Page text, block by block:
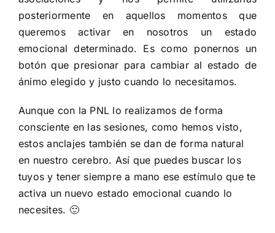
posteriormente en aquellos momentos que
queremos activar en nosotros un estado
emocional determinado. Es como ponernos un
botón que presionar para cambiar al estado de
ánimo elegido y justo cuando lo necesitamos.
Aunque con la PNL lo realizamos de forma
consciente en las sesiones, como hemos visto,
estos anclajes también se dan de forma natural
en nuestro cerebro. Así que puedes buscar los
tuyos y tener siempre a mano ese estímulo que te
activa un nuevo estado emocional cuando lo
necesites. 🙂